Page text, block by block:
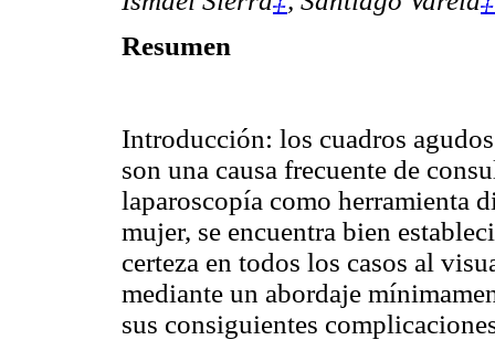
Resumen
Introducción: los cuadros
son una causa frecuente de
laparoscopía como herramienta
mujer, se encuentra bien
certeza en todos los casos al
mediante un abordaje
sus consiguientes